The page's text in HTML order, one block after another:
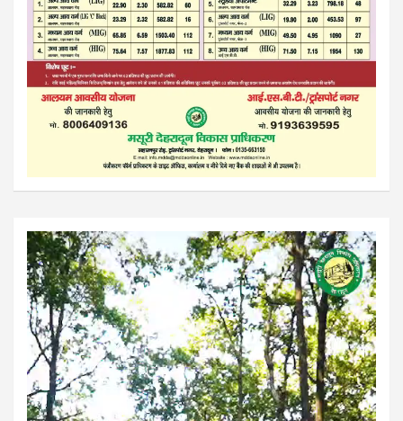
Video
Player